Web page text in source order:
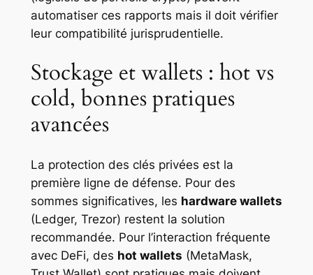
automatiser ces rapports mais il doit vérifier
leur compatibilité jurisprudentielle.
Stockage et wallets : hot vs
cold, bonnes pratiques
avancées
La protection des clés privées est la
première ligne de défense. Pour des
sommes significatives, les hardware wallets
(Ledger, Trezor) restent la solution
recommandée. Pour l’interaction fréquente
avec DeFi, des hot wallets (MetaMask,